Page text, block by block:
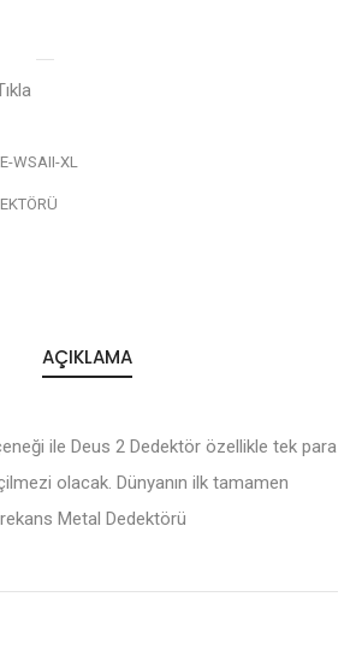
WSAII-XL
AÇIKLAMA
ile Deus 2 Dedektör özellikle tek para
olacak. Dünyanın ilk tamamen
Metal Dedektörü